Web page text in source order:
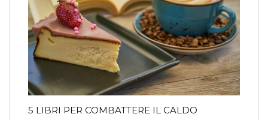
5 LIBRI PER COMBATTERE IL CALDO